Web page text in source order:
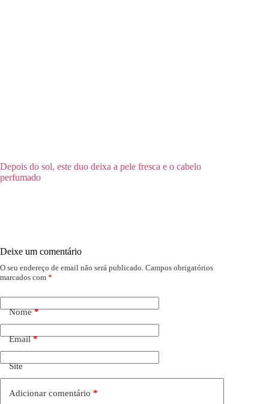
Depois do sol, este duo deixa a pele fresca e o cabelo
perfumado
Deixe um comentário
O seu endereço de email não será publicado. Campos obrigatórios
marcados com *
Nome*
Email*
Site
Adicionar comentário *